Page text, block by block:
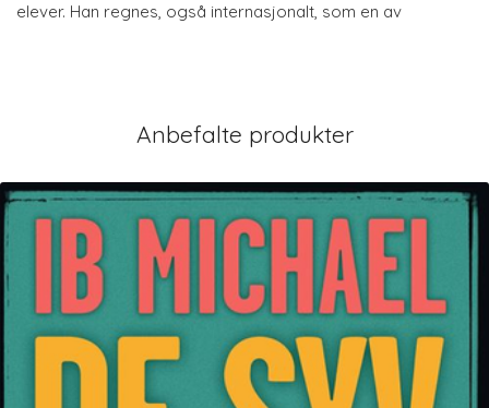
elever. Han regnes, også internasjonalt, som en av
Anbefalte produkter